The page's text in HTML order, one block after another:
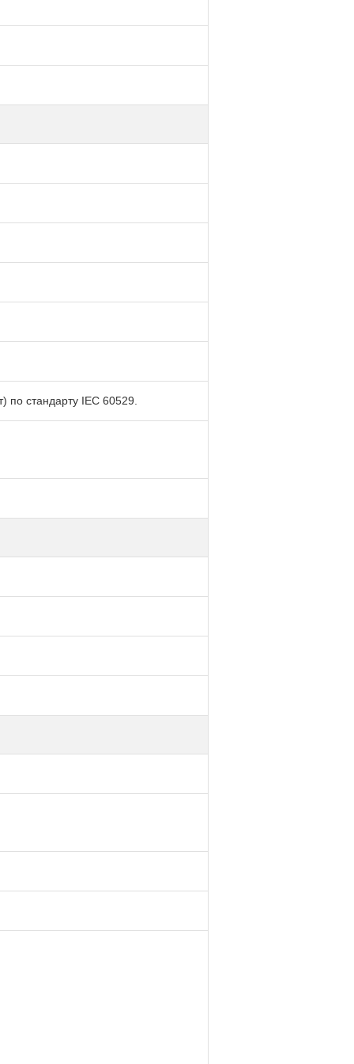
стандарту IEC 60529.